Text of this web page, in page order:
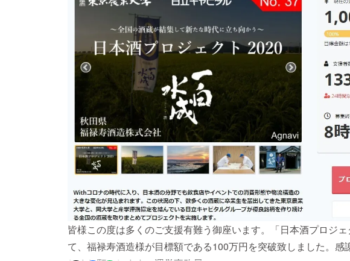
皆様この度は多くのご支援有難う御座います。「日本酒プロジ
て、福禄寿酒造様が目標額である100万円を突破致しました。感